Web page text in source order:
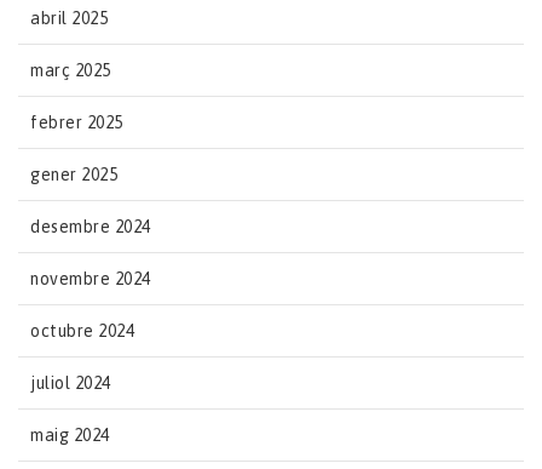
abril 2025
març 2025
febrer 2025
gener 2025
desembre 2024
novembre 2024
octubre 2024
juliol 2024
maig 2024